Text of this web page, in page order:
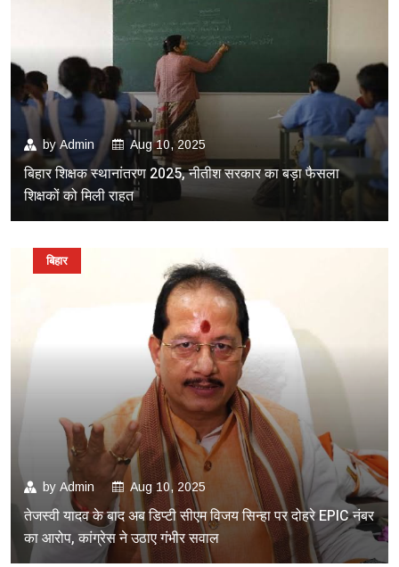
byAdmin Aug 10, 2025
बिहार शिक्षक स्थानांतरण 2025, नीतीश सरकार का बड़ा फैसला
शिक्षकों को मिली राहत
by Admin Aug 10, 2025
तेजस्वी यादव के बाद अब डिप्टी सीएम विजय सिन्हा पर दोहरे EPIC नंबर
का आरोप, कांग्रेस ने उठाए गंभीर सवाल
बिहार